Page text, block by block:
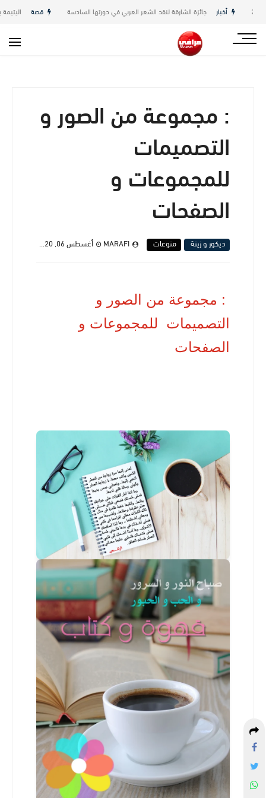
أخبار جائزة الشارقة لنقد الشعر العربي في دورتها السادسة قصة اليتيمة بقلم
: مجموعة من الصور و
التصميمات
للمجموعات و
الصفحات
ديكور و زينة منوعات MARAFI أغسطس 06, 2020
: مجموعة من الصور و
التصميمات للمجموعات و
الصفحات